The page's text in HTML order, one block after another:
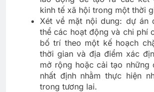
kinh tế xã hội trong một thời
Xét về mặt nội dung: dự án
thể các hoạt động và chi phí
bố trí theo một kế hoạch
thời gian và địa điểm xác
mở rộng hoặc cải tạo những
nhất định nhằm thực hiện
trong tương lai.